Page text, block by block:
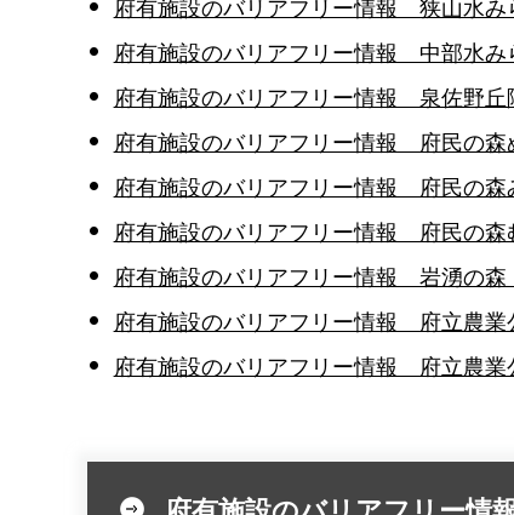
府有施設のバリアフリー情報 狭山水
府有施設のバリアフリー情報 中部水
府有施設のバリアフリー情報 泉佐野丘
府有施設のバリアフリー情報 府民の森
府有施設のバリアフリー情報 府民の森
府有施設のバリアフリー情報 府民の森
府有施設のバリアフリー情報 岩湧の
府有施設のバリアフリー情報 府立農
府有施設のバリアフリー情報 府立農